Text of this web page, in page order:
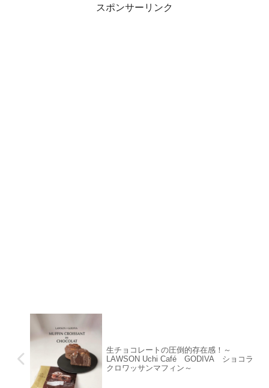
スポンサーリンク
生チョコレートの圧倒的存在感！～
LAWSON Uchi Café GODIVA ショコラ
クロワッサンマフィン～